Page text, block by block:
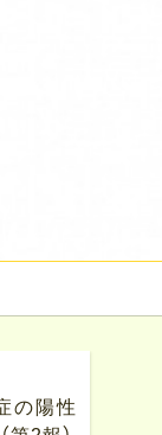
の陽性